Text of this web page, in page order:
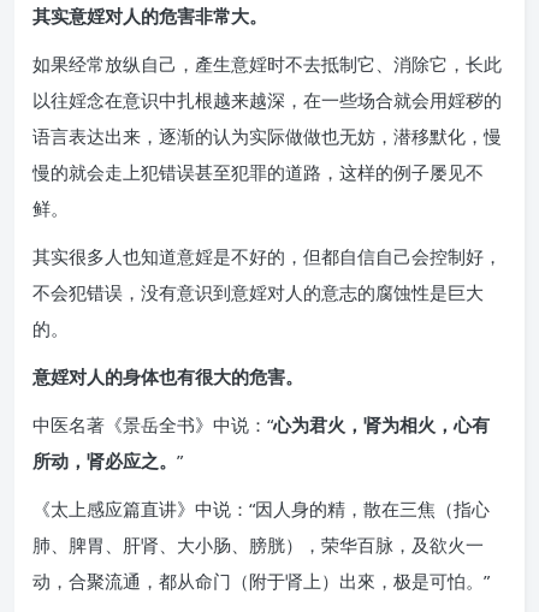
其实意婬对人的危害非常大。
如果经常放纵自己，產生意婬时不去抵制它、消除它，长此
以往婬念在意识中扎根越来越深，在一些场合就会用婬秽的
语言表达出来，逐渐的认为实际做做也无妨，潜移默化，慢
慢的就会走上犯错误甚至犯罪的道路，这样的例子屡见不
鲜。
其实很多人也知道意婬是不好的，但都自信自己会控制好，
不会犯错误，没有意识到意婬对人的意志的腐蚀性是巨大
的。
意婬对人的身体也有很大的危害。
中医名著《景岳全书》中说：“心为君火，肾为相火，心有
所动，肾必应之。 ”
《太上感应篇直讲》中说：“因人身的精，散在三焦（指心
肺、脾胃、肝肾、大小肠、膀胱），荣华百脉，及欲火一
动，合聚流通，都从命门（附于肾上）出來，极是可怕。”